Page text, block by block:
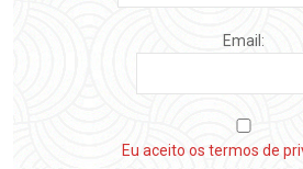
Email:
Eu aceito os termos de